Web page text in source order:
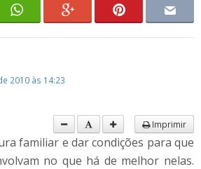
2010 às 14:23
Imprimir
familiar e dar condições para que
no que há de melhor nelas.